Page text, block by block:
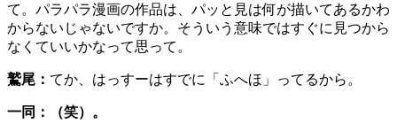
て。パラパラ漫画の作品は、パッと見は何が描いてあるかわ
からないじゃないですか。そういう意味ではすぐに見つから
なくていいかなって思って。
鷲尾： てか、はっすーはすでに「ふへほ」ってるから。
一同：（笑）。